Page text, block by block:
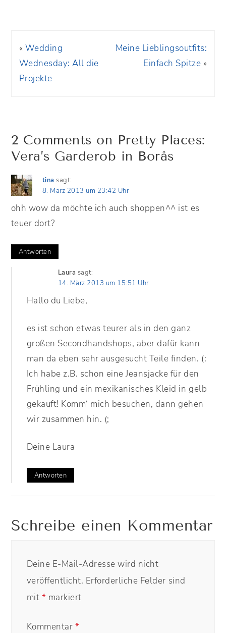
« Wedding
Wednesday: All die
Projekte
Meine Lieblingsoutfits:
Einfach Spitze »
2 Comments on Pretty Places:
Vera’s Garderob in Borås
tina sagt:
8. März 2013 um 23:42 Uhr
ohh wow da möchte ich auch shoppen^^ ist es
teuer dort?
Antworten
Laura sagt:
14. März 2013 um 15:51 Uhr
Hallo du Liebe,
es ist schon etwas teurer als in den ganz
großen Secondhandshops, aber dafür kann
man da eben sehr ausgesucht Teile finden. (:
Ich habe z.B. schon eine Jeansjacke für den
Frühling und ein mexikanisches Kleid in gelb
gekauft! Komm‘ mich besuchen, dann gehen
wir zusammen hin. (;
Deine Laura
Antworten
Schreibe einen Kommentar
Deine E-Mail-Adresse wird nicht
veröffentlicht. Erforderliche Felder sind
mit * markiert
Kommentar *